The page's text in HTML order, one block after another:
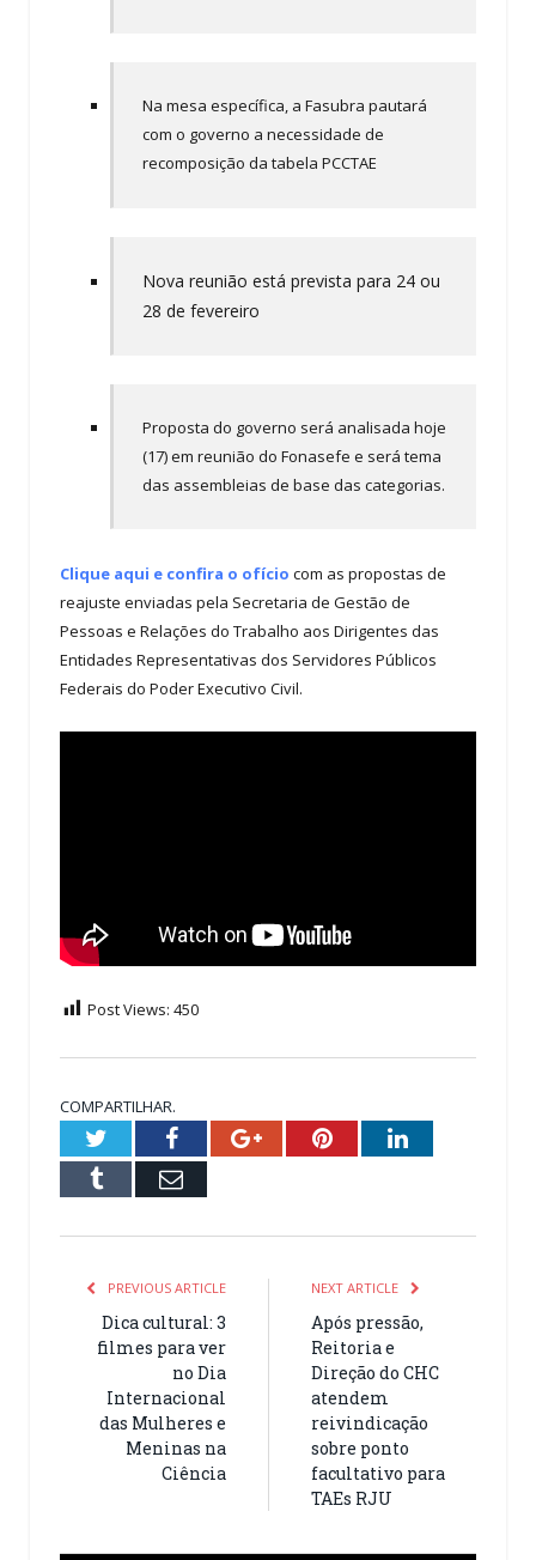
Na mesa específica, a Fasubra pautará
com o governo a necessidade de
recomposição da tabela PCCTAE
Nova reunião está prevista para 24 ou
28 de fevereiro
Proposta do governo será analisada hoje
(17) em reunião do Fonasefe e será tema
das assembleias de base das categorias.
Clique aqui e confira o ofício com as propostas de
reajuste enviadas pela Secretaria de Gestão de
Pessoas e Relações do Trabalho aos Dirigentes das
Entidades Representativas dos Servidores Públicos
Federais do Poder Executivo Civil.
Post Views: 450
COMPARTILHAR.
TwitterFacebookGoogle+PinterestLinkedIn
Tumblr Email
PREVIOUS ARTICLE
Dica cultural: 3
filmes para ver
no Dia
Internacional
das Mulheres e
Meninas na
Ciência
NEXT ARTICLE
Após pressão,
Reitoria e
Direção do CHC
atendem
reivindicação
sobre ponto
facultativo para
TAEs RJU